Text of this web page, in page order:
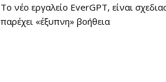
Το νέο εργαλείο EverGPT, είναι
παρέχει «έξυπνη» βοήθεια